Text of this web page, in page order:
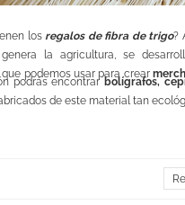
los regalos de fibra de trigo?
la agricultura, se
podemos usar para crear
podrás encontrar bolígrafos,
de este material tan